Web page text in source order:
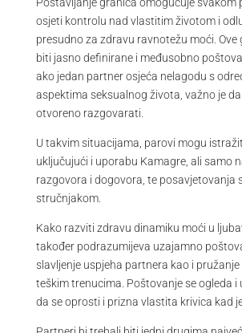
osjeti kontrolu nad vlastitim životom i
presudno za zdravu ravnotežu moći. Ove
biti jasno definirane i međusobno
ako jedan partner osjeća nelagodu s
aspektima seksualnog života, važno je
otvoreno razgovarati.
U takvim situacijama, parovi mogu
uključujući i uporabu Kamagre, ali samo
razgovora i dogovora, te posavjetovanja
stručnjakom.
Kako razviti zdravu dinamiku moći u
također podrazumijeva uzajamno
slavljenje uspjeha partnera kao i pružanje
teškim trenucima. Poštovanje se ogleda i
da se oprosti i prizna vlastita krivica kad